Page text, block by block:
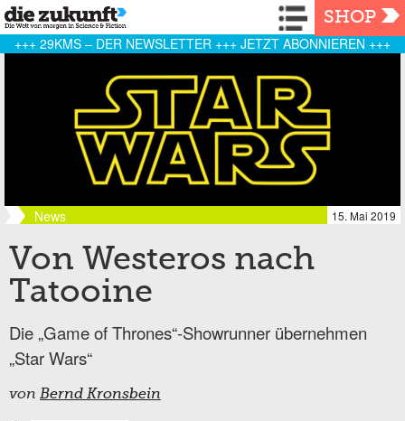
Navigation
SHOP
+++ 29KMS – DER NEWSLETTER +++ JETZT ABONNIEREN +++
News 15. Mai 2019
Von Westeros nach
Tatooine
Die „Game of Thrones“-Showrunner übernehmen
„Star Wars“
von Bernd Kronsbein